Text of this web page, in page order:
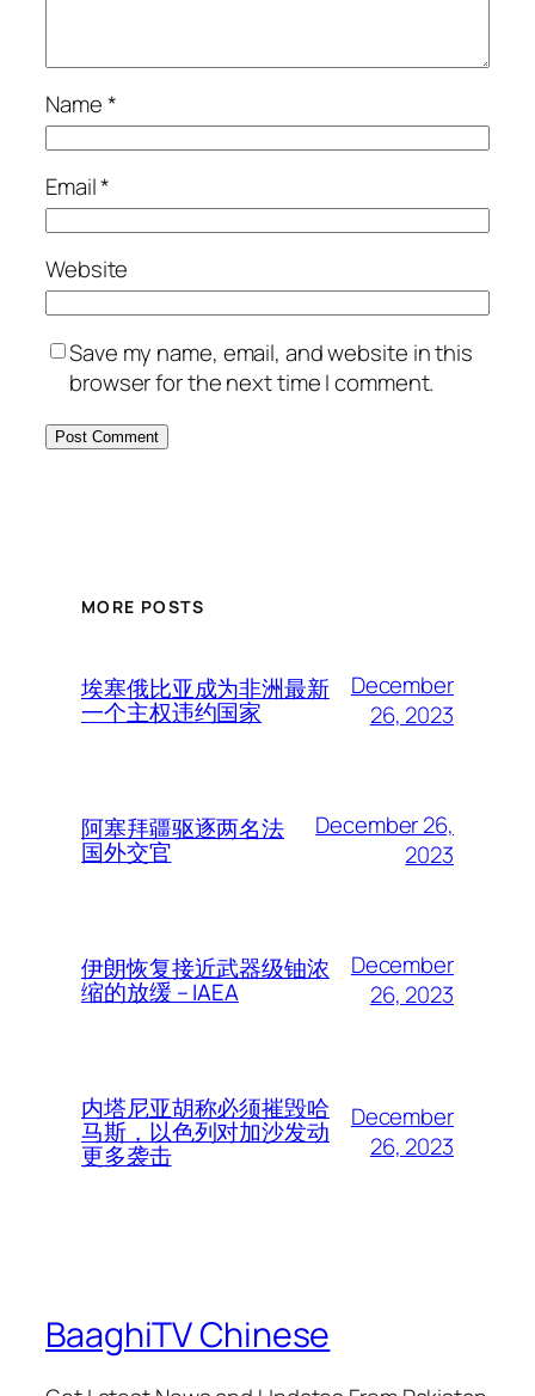
Name*
Email*
Website
Save my name, email, and website in this
browser for the next time I comment.
MORE POSTS
埃塞俄比亚成为非洲最新
一个主权违约国家
December
26, 2023
阿塞拜疆驱逐两名法
国外交官
December 26,
2023
伊朗恢复接近武器级铀浓
缩的放缓 – IAEA
December
26, 2023
内塔尼亚胡称必须摧毁哈
马斯，以色列对加沙发动
更多袭击
December
26, 2023
BaaghiTV Chinese